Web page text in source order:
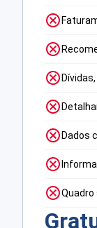
Dados